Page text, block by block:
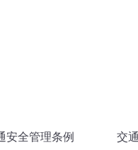
安全管理条例 交